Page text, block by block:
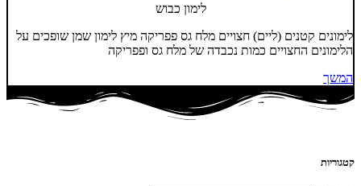
לימון כבוש
לימונים קטנים (ליים) חצויים מלח גס פפריקה מיץ לימון שמן שופכים על
הלימונים החצויים כמות נכבדה של מלח גס ופפריקה
המשך
קטגוריות